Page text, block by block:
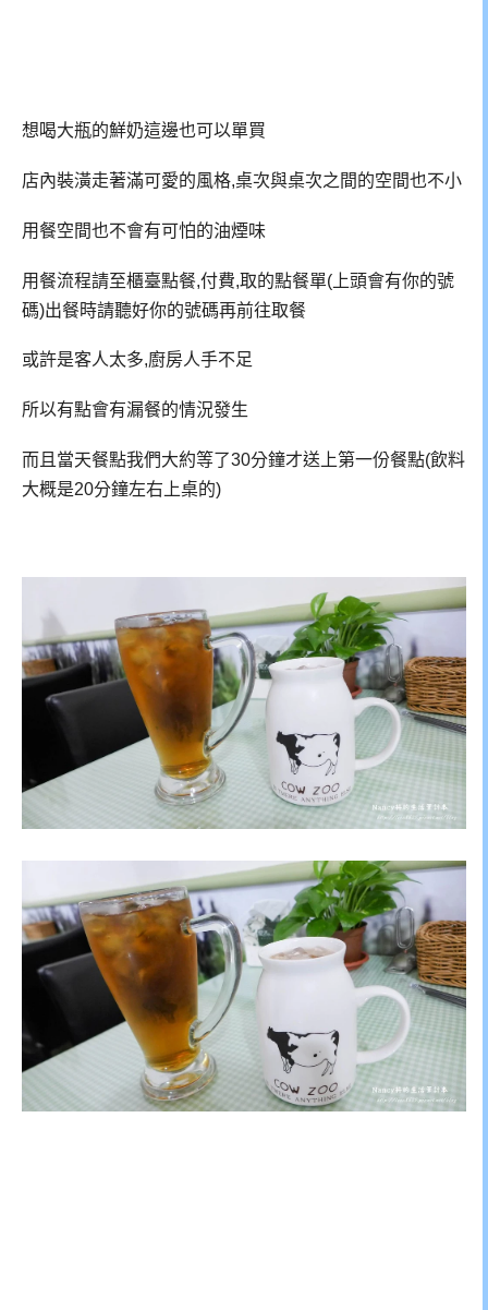
想喝大瓶的鮮奶這邊也可以單買
店內裝潢走著滿可愛的風格,桌次與桌次之間的空間也不小
用餐空間也不會有可怕的油煙味
用餐流程請至櫃臺點餐,付費,取的點餐單(上頭會有你的號
碼)出餐時請聽好你的號碼再前往取餐
或許是客人太多,廚房人手不足
所以有點會有漏餐的情況發生
而且當天餐點我們大約等了30分鐘才送上第一份餐點(飲料
大概是20分鐘左右上桌的)